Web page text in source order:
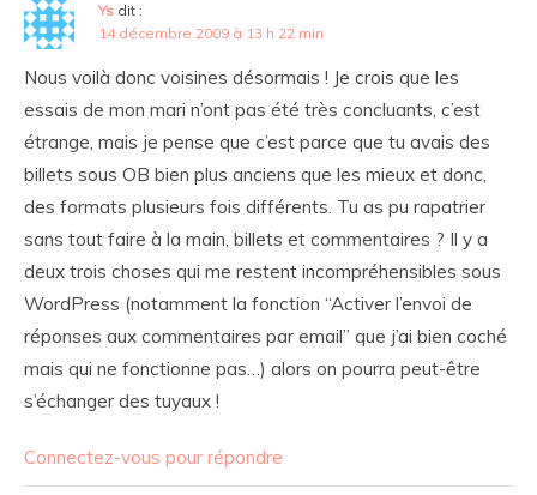
Ys dit :
14 décembre 2009 à 13 h 22 min
Nous voilà donc voisines désormais ! Je crois que les
essais de mon mari n’ont pas été très concluants, c’est
étrange, mais je pense que c’est parce que tu avais des
billets sous OB bien plus anciens que les mieux et donc,
des formats plusieurs fois différents. Tu as pu rapatrier
sans tout faire à la main, billets et commentaires ? Il y a
deux trois choses qui me restent incompréhensibles sous
WordPress (notamment la fonction “Activer l’envoi de
réponses aux commentaires par email” que j’ai bien coché
mais qui ne fonctionne pas…) alors on pourra peut-être
s’échanger des tuyaux !
Connectez-vous pour répondre